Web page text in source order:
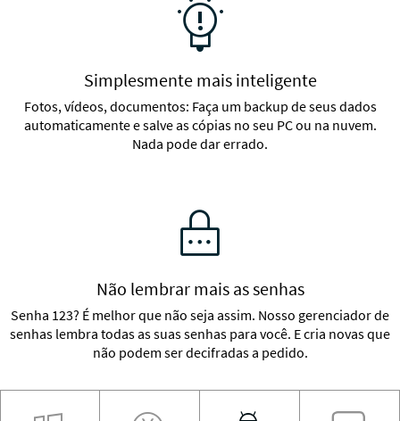
Simplesmente mais inteligente
Fotos, vídeos, documentos: Faça um backup de seus dados
automaticamente e salve as cópias no seu PC ou na nuvem.
Nada pode dar errado.
Não lembrar mais as senhas
Senha 123? É melhor que não seja assim. Nosso gerenciador de
senhas lembra todas as suas senhas para você. E cria novas que
não podem ser decifradas a pedido.